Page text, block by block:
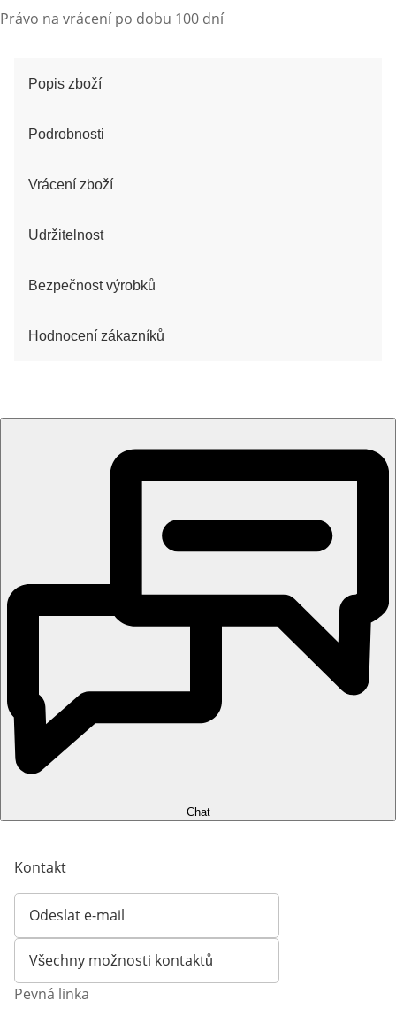
Právo na vrácení po dobu 100 dní
Popis zboží
Podrobnosti
Vrácení zboží
Udržitelnost
Bezpečnost výrobků
Hodnocení zákazníků
Chat
Kontakt
Odeslat e-mail
Otevírá e-mailového klienta
Všechny možnosti kontaktů
Pevná linka